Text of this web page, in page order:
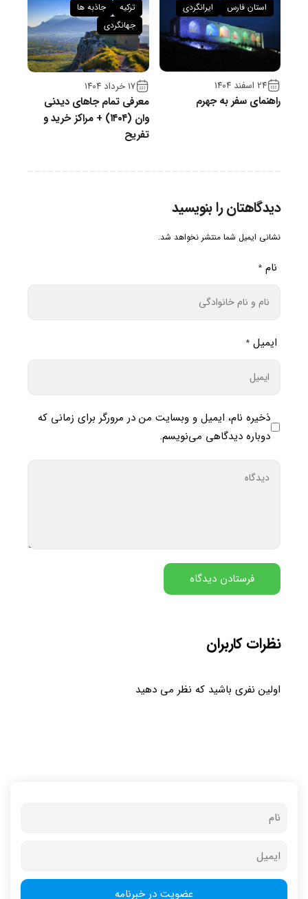
۲۴ اسفند ۱۴۰۴
راهنمای سفر به جهرم
استان فارس ایرانگردی
۱۷ خرداد ۱۴۰۴
معرفی تمام جاهای دیدنی
وان (۱۴۰۴) + مراکز خرید و
تفریح
ترکیه
جاذبه ها
جهانگردی
دیدگاهتان را بنویسید
نشانی ایمیل شما منتشر نخواهد شد.
نام *
ایمیل *
ذخیره نام، ایمیل و وبسایت من در مرورگر برای زمانی که
دوباره دیدگاهی می‌نویسم.
نظرات کاربران
اولین نفری باشید که نظر می دهید